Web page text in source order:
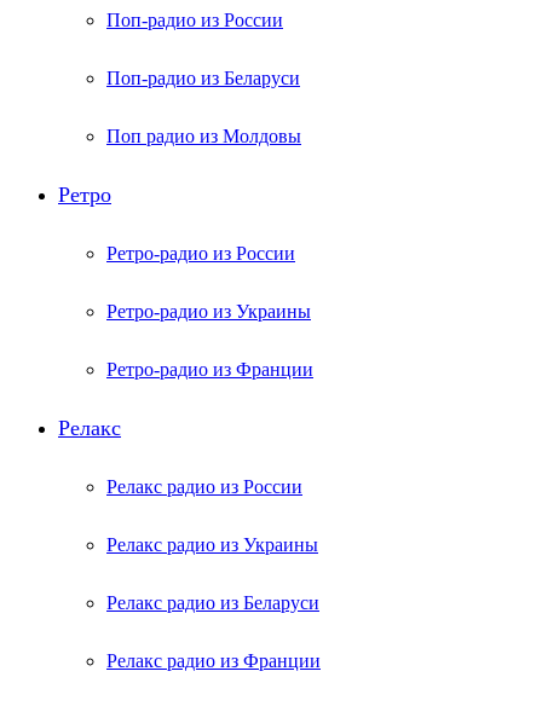
Поп-радио из России
Поп-радио из Беларуси
Поп радио из Молдовы
Ретро
Ретро-радио из России
Ретро-радио из Украины
Ретро-радио из Франции
Релакс
Релакс радио из России
Релакс радио из Украины
Релакс радио из Беларуси
Релакс радио из Франции